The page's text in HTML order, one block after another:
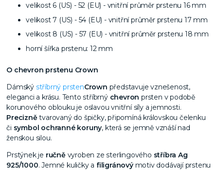
velikost 6 (US) - 52 (EU) - vnitřní průměr prstenu 16 mm
velikost 7 (US) - 54 (EU) - vnitřní průměr prstenu 17 mm
velikost 8 (US) - 57 (EU) - vnitřní průměr prstenu 18 mm
horní šířka prstenu: 12 mm
O chevron prstenu Crown
Dámský stříbrný prstenCrown představuje vznešenost,
eleganci a krásu. Tento stříbrný chevron prsten v podobě
korunového oblouku je oslavou vnitřní síly a jemnosti.
Preciznětvarovaný do špičky, připomíná královskou čelenku
či symbol ochranné koruny, která se jemně vznáší nad
ženskou silou.
Prstýnek je ručněvyroben ze sterlingového stříbra Ag
925/1000. Jemné kuličky a filigránovýmotiv dodávají prstenu